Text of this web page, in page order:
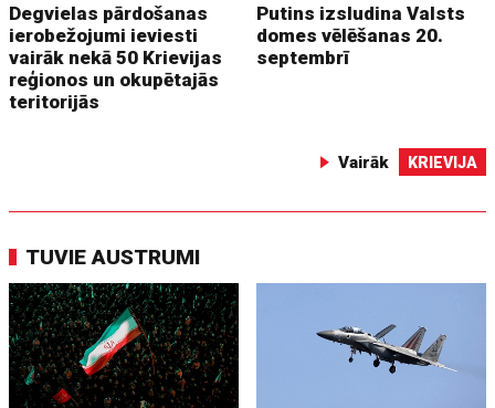
Degvielas pārdošanas
ierobežojumi ieviesti
vairāk nekā 50 Krievijas
reģionos un okupētajās
teritorijās
Putins izsludina Valsts
domes vēlēšanas 20.
septembrī
Vairāk KRIEVIJA
TUVIE AUSTRUMI